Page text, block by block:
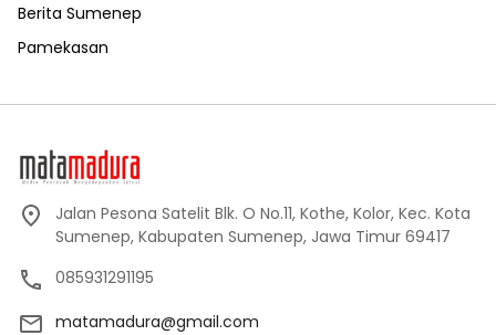
Berita Sumenep
Pamekasan
Jalan Pesona Satelit Blk. O No.11, Kothe, Kolor, Kec. Kota
Sumenep, Kabupaten Sumenep, Jawa Timur 69417
085931291195
matamadura@gmail.com